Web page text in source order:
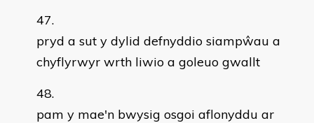
pryd a sut y dylid defnyddio siampŵau a
chyflyrwyr wrth liwio a goleuo gwallt
pam y mae'n bwysig osgoi aflonyddu ar